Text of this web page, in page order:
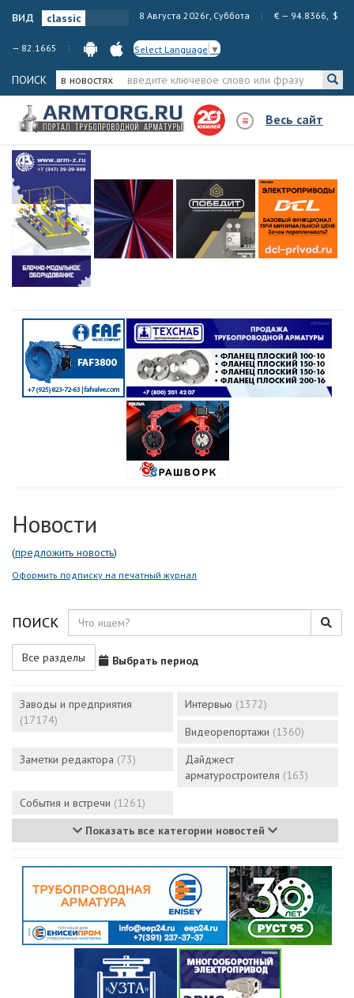
вид 8 Августа 2026г, Суббота € — 94.8366, $
— 82.1665 Select Language ▼
ПОИСК в новостях
Весь сайт
Новости
(предложить новость)
Оформить подписку на печатный журнал
ПОИСК
Все разделы Выбрать период
Заводы и предприятия
(17174)
Интервью (1372)
Видеорепортажи (1360)
Заметки редактора (73)
Дайджест
арматуростроителя (163)
События и встречи (1261)
Показать все категории новостей